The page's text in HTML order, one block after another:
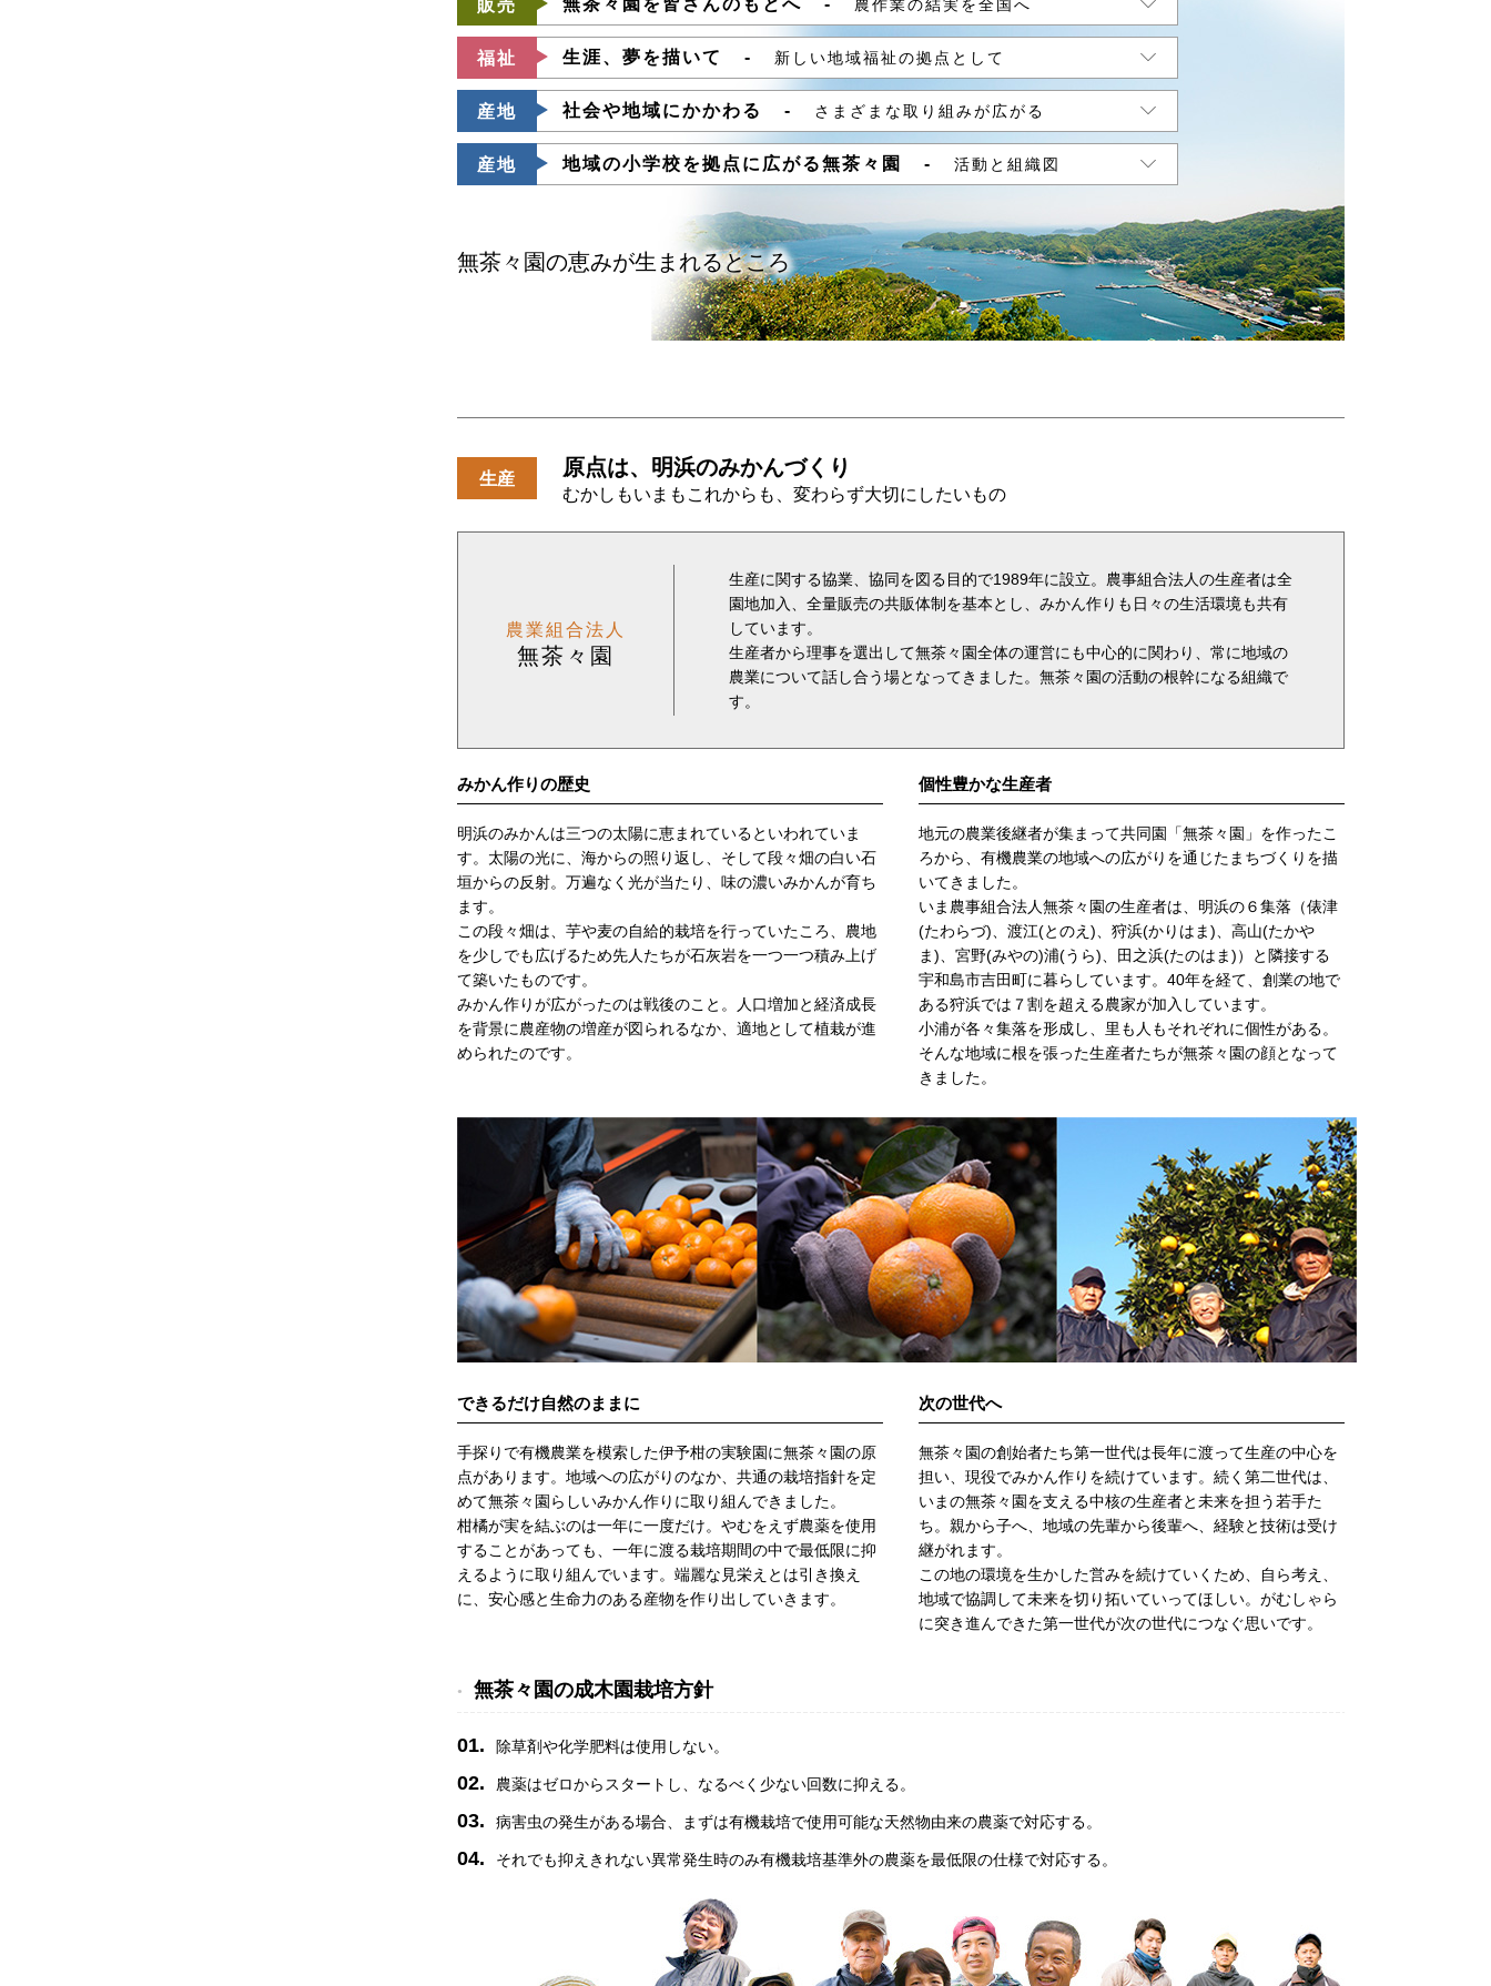
販売 無茶々園を皆さんのもとへ 農作業の結実を全国へ
福祉 生涯、夢を描いて 新しい地域福祉の拠点として
産地 社会や地域にかかわる さまざまな取り組みが広がる
産地 地域の小学校を拠点に広がる無茶々園 活動と組織図
無茶々園の恵みが生まれるところ
生産 原点は、明浜のみかんづくり
むかしもいまもこれからも、変わらず大切にしたいもの
農業組合法人
無茶々園
生産に関する協業、協同を図る目的で1989年に設立。農事組合法人の生産者は全
園地加入、全量販売の共販体制を基本とし、みかん作りも日々の生活環境も共有
しています。
生産者から理事を選出して無茶々園全体の運営にも中心的に関わり、常に地域の
農業について話し合う場となってきました。無茶々園の活動の根幹になる組織で
す。
みかん作りの歴史
明浜のみかんは三つの太陽に恵まれているといわれていま
す。太陽の光に、海からの照り返し、そして段々畑の白い石
垣からの反射。万遍なく光が当たり、味の濃いみかんが育ち
ます。
この段々畑は、芋や麦の自給的栽培を行っていたころ、農地
を少しでも広げるため先人たちが石灰岩を一つ一つ積み上げ
て築いたものです。
みかん作りが広がったのは戦後のこと。人口増加と経済成長
を背景に農産物の増産が図られるなか、適地として植栽が進
められたのです。
個性豊かな生産者
地元の農業後継者が集まって共同園「無茶々園」を作ったこ
ろから、有機農業の地域への広がりを通じたまちづくりを描
いてきました。
いま農事組合法人無茶々園の生産者は、明浜の６集落（俵津
(たわらづ)、渡江(とのえ)、狩浜(かりはま)、高山(たかや
ま)、宮野(みやの)浦(うら)、田之浜(たのはま)）と隣接する
宇和島市吉田町に暮らしています。40年を経て、創業の地で
ある狩浜では７割を超える農家が加入しています。
小浦が各々集落を形成し、里も人もそれぞれに個性がある。
そんな地域に根を張った生産者たちが無茶々園の顔となって
きました。
できるだけ自然のままに
手探りで有機農業を模索した伊予柑の実験園に無茶々園の原
点があります。地域への広がりのなか、共通の栽培指針を定
めて無茶々園らしいみかん作りに取り組んできました。
柑橘が実を結ぶのは一年に一度だけ。やむをえず農薬を使用
することがあっても、一年に渡る栽培期間の中で最低限に抑
えるように取り組んでいます。端麗な見栄えとは引き換え
に、安心感と生命力のある産物を作り出していきます。
次の世代へ
無茶々園の創始者たち第一世代は長年に渡って生産の中心を
担い、現役でみかん作りを続けています。続く第二世代は、
いまの無茶々園を支える中核の生産者と未来を担う若手た
ち。親から子へ、地域の先輩から後輩へ、経験と技術は受け
継がれます。
この地の環境を生かした営みを続けていくため、自ら考え、
地域で協調して未来を切り拓いていってほしい。がむしゃら
に突き進んできた第一世代が次の世代につなぐ思いです。
無茶々園の成木園栽培方針
01. 除草剤や化学肥料は使用しない。
02. 農薬はゼロからスタートし、なるべく少ない回数に抑える。
03. 病害虫の発生がある場合、まずは有機栽培で使用可能な天然物由来の農薬で対応する。
04. それでも抑えきれない異常発生時のみ有機栽培基準外の農薬を最低限の仕様で対応する。